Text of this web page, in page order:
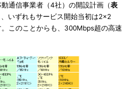
通信事業者（4社）の開設計画（表
いずれもサービス開始当初は2×2
このことからも、300Mbps超の高速